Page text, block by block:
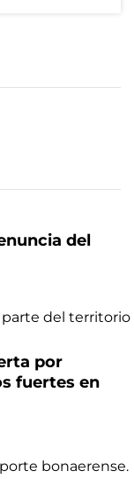
del
por
fuertes en